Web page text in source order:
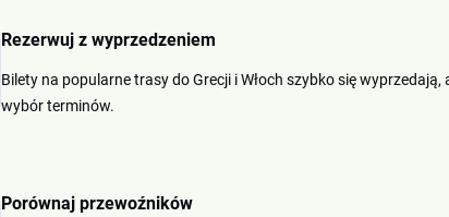
Rezerwuj z wyprzedzeniem
Bilety na popularne trasy do Grecji i Włoch szybko się
wybór terminów.
Porównaj przewoźników